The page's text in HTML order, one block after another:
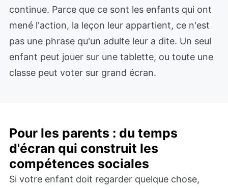
continue. Parce que ce sont les enfants qui ont
mené l'action, la leçon leur appartient, ce n'est
pas une phrase qu'un adulte leur a dite. Un seul
enfant peut jouer sur une tablette, ou toute une
classe peut voter sur grand écran.
Pour les parents : du temps
d'écran qui construit les
compétences sociales
Si votre enfant doit regarder quelque chose,